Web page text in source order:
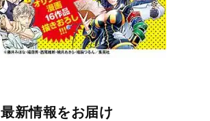
最新情報をお届け